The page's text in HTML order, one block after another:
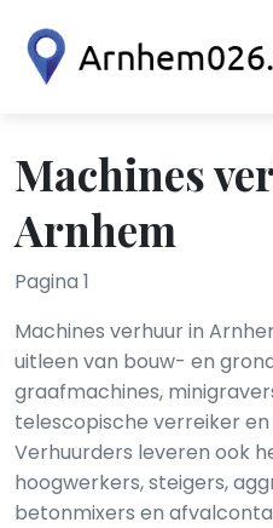
Machines
Arnhem
Pagina 1
Machines verhuur in
uitleen van bouw- en
graafmachines,
telescopische verreiker
Verhuurders leveren ook
hoogwerkers, steigers,
betonmixers en